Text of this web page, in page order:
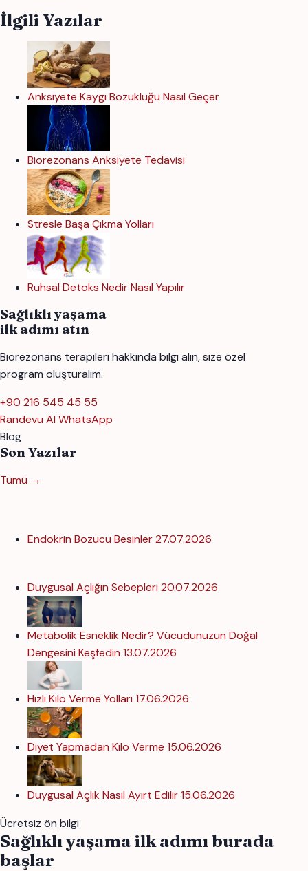
İlgili Yazılar
Anksiyete Kaygı Bozukluğu Nasıl Geçer
Biorezonans Anksiyete Tedavisi
Stresle Başa Çıkma Yolları
Ruhsal Detoks Nedir Nasıl Yapılır
Sağlıklı yaşama
ilk adımı atın
Biorezonans terapileri hakkında bilgi alın, size özel
program oluşturalım.
+90 216 545 45 55
Randevu Al WhatsApp
Blog
Son Yazılar
Tümü →
Endokrin Bozucu Besinler27.07.2026
Duygusal Açlığın Sebepleri 20.07.2026
Metabolik Esneklik Nedir? Vücudunuzun Doğal
Dengesini Keşfedin 13.07.2026
Hızlı Kilo Verme Yolları 17.06.2026
Diyet Yapmadan Kilo Verme 15.06.2026
Duygusal Açlık Nasıl Ayırt Edilir15.06.2026
Ücretsiz ön bilgi
Sağlıklı yaşama ilk adımı burada
başlar